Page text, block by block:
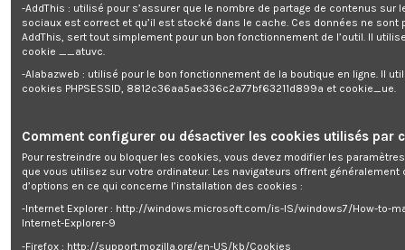
- Capacité du réservoir d'essence: 4L (essence sans plomb)
- Capacité du réservoir d'huile: 0.38L (15W40)
- Autonomie max: 5H
- Equipé de 2 prises 230V et d'une prise 12V 8Ah
- Poids net: 21.5kg
- Garantie 3 ans
- Niveau de pression acoustique 60 Db à 7M
- Démarrage manuel
- Indice de protection : IP23M
- Altitude d'utilisation max : 1000M
- Température max : 40°
connexion 12V.
-AddThis : utilisé pour s’assurer que le nombre de partage de contenus sur
sociaux est correct et qu’il est stocké dans le cache. Ces données ne sont
AddThis, sert tout simplement pour un bon fonctionnement de l’outil. Il
cookie __atuvc.
-Alabazweb : utilisé pour le bon fonctionnement de la boutique en ligne. Il
cookies PHPSESSID, 8812c36aa5ae336c2a77bf63211d899a et cookie_ue.
Comment configurer ou désactiver les cookies utilisés par
Pour restreindre ou bloquer les cookies, vous devez modifier les
que vous utilisez sur votre ordinateur. Les navigateurs offrent généralement
d’options en ce qui concerne l’installation des cookies :
-Internet Explorer : http://windows.microsoft.com/is-IS/windows7/How-to-
Internet-Explorer-9
-Firefox : http://support.mozilla.org/en-US/kb/Cookies